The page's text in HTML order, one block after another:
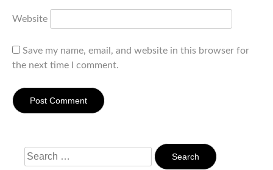
Website
Save my name, email, and website in this browser for
the next time I comment.
Search
For: